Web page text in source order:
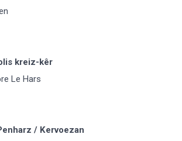
kreiz-kêr
Le Hars
/ Kervoezan